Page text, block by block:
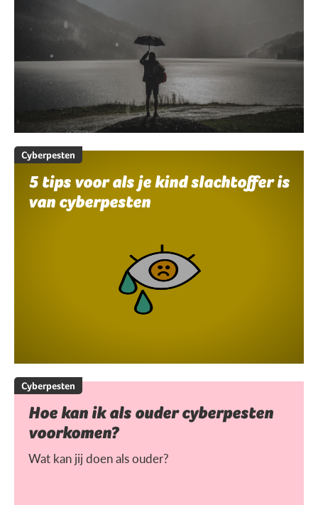
Cyberpesten
5 tips voor als je kind slachtoffer is
van cyberpesten
Cyberpesten
Hoe kan ik als ouder cyberpesten
voorkomen?
Wat kan jij doen als ouder?